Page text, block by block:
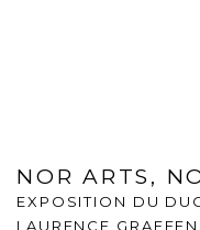
NOR ARTS,
EXPOSITION DU
LAURENCE